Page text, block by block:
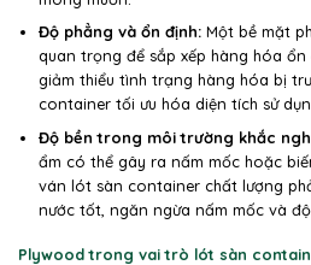
Độ phẳng và ổn định:Một bề mặt
quan trọng để sắp xếp hàng hóa
giảm thiểu tình trạng hàng hóa bị
container tối ưu hóa diện tích sử
Độ bền trong môi trường khắc
ẩm có thể gây ra nấm mốc hoặc
ván lót sàn container chất lượng
nước tốt, ngăn ngừa nấm mốc và độ
Plywood trong vai trò lót sàn